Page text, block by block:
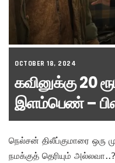
OCTOBER 18, 2024
கவினுக்கு 20
இளம்பெண் –
நெல்சன் திலீப்குமாரை ஒரு
நமக்குத் தெரியும்